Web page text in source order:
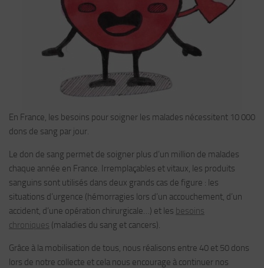
En France, les besoins pour soigner les malades nécessitent 10 000
dons de sang par jour.
Le don de sang permet de soigner plus d’un million de malades
chaque année en France. Irremplaçables et vitaux, les produits
sanguins sont utilisés dans deux grands cas de figure : les
situations d’urgence (hémorragies lors d’un accouchement, d’un
accident, d’une opération chirurgicale…) et les besoins
chroniques (maladies du sang et cancers).
Grâce à la mobilisation de tous, nous réalisons entre 40 et 50 dons
lors de notre collecte et cela nous encourage à continuer nos